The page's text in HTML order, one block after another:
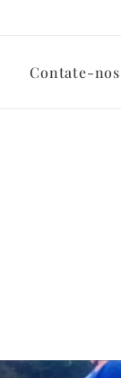
Contate-nos